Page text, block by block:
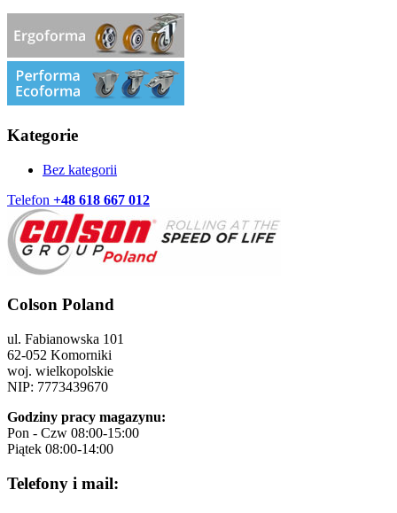
Kategorie
Bez kategorii
Telefon +48 618 667 012
Colson Poland
ul. Fabianowska 101
62-052 Komorniki
woj. wielkopolskie
NIP: 7773439670
Godziny pracy magazynu:
Pon - Czw 08:00-15:00
Piątek 08:00-14:00
Telefony i mail: